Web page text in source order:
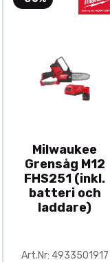
Milwaukee
Grensåg M12
FHS251 (inkl.
batteri och
laddare)
Art.Nr: 4933501917